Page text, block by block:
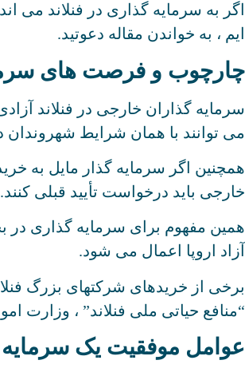
اگر به سرمایه گذاری در فنلاند می
ایم ، به خواندن مقاله دعوتید.
چارچوب و فرصت های
سرمایه گذاران خارجی در فنلاند
می توانند با همان شرایط شهروندان
همچنین اگر سرمایه گذار مایل به
خارجی باید درخواست تأیید قبلی کنند.
همین مفهوم برای سرمایه گذاری در
آزاد اروپا اعمال می شود.
برخی از خریدهای شرکتهای بزرگ
“منافع حیاتی ملی فنلاند” ، وزارت
عوامل موفقیت یک سرمایه